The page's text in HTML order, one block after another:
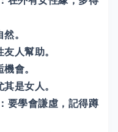
。
人幫助。
會。
是女人。
要學會謙虛，記得蹲